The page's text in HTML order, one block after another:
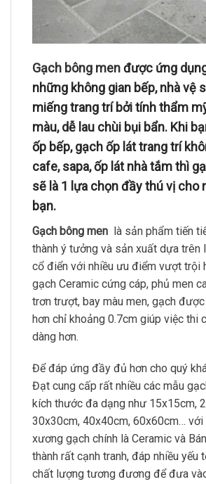
Gạch bông menđược ứng
những không gian bếp, nhà vệ
miếng trang trí bởi tính thẩm
màu, dễ lau chùi bụi bẩn. Khi
ốp bếp, gạch ốp lát trang trí
cafe, sapa, ốp lát nhà tắm thì
sẽ là 1 lựa chọn đầy thú vị cho
bạn.
Gạch bông men là sản phẩm tiến
thành ý tưởng và sản xuất dựa trên
cổ điển với nhiều ưu điểm vượt trội
gạch Ceramic cứng cáp, phủ men
trơn trượt, bay màu men, gạch
hơn chỉ khoảng 0.7cm giúp việc thi
dàng hơn.
Để đáp ứng đầy đủ hơn cho quý
Đạt cung cấp rất nhiều các mẫu
kích thước đa dạng như 15x15cm,
30x30cm, 40x40cm, 60x60cm… với
xương gạch chính là Ceramic và
thành rất cạnh tranh, đáp nhiều yếu
chất lượng tương đương để đưa